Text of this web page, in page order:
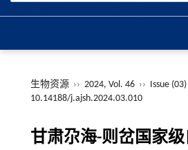
生物资源 ›› 2024, Vol. 46 ›› Issue (03)
10.14188/j.ajsh.2024.03.010
甘肃尕海-则岔国家